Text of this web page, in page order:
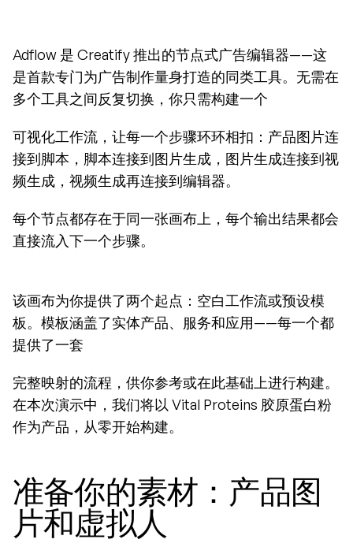
Adflow 是 Creatify 推出的节点式广告编辑器——这
是首款专门为广告制作量身打造的同类工具。无需在
多个工具之间反复切换，你只需构建一个
可视化工作流，让每一个步骤环环相扣：产品图片连
接到脚本，脚本连接到图片生成，图片生成连接到视
频生成，视频生成再连接到编辑器。
每个节点都存在于同一张画布上，每个输出结果都会
直接流入下一个步骤。
该画布为你提供了两个起点：空白工作流或预设模
板。模板涵盖了实体产品、服务和应用——每一个都
提供了一套
完整映射的流程，供你参考或在此基础上进行构建。
在本次演示中，我们将以 Vital Proteins 胶原蛋白粉
作为产品，从零开始构建。
准备你的素材：产品图
片和虚拟人